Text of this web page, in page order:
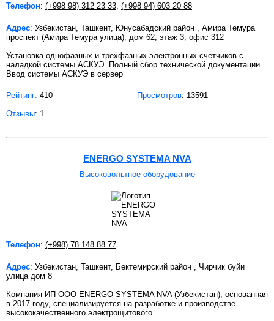
Телефон: (+998 98) 312 23 33 (+998 94) 603 20 88
Адрес: Узбекистан, Ташкент, Юнусабадский район , Амира Темура
проспект (Амира Темура улица), дом 62, этаж 3, офис 312
Установка однофазных и трехфазных электронных счетчиков с
наладкой системы АСКУЭ. Полный сбор технической документации.
Ввод системы АСКУЭ в сервер
Рейтинг: 410 Просмотров: 13591
Отзывы: 1
ENERGO SYSTEMA NVA
Высоковольтное оборудование
Телефон: (+998) 78 148 88 77
Адрес: Узбекистан, Ташкент, Бектемирский район , Чирчик буйи
улица дом 8
Компания ИП ООО ENERGO SYSTEMA NVA (Узбекистан), основанная
в 2017 году, специализируется на разработке и производстве
высококачественного электрощитового